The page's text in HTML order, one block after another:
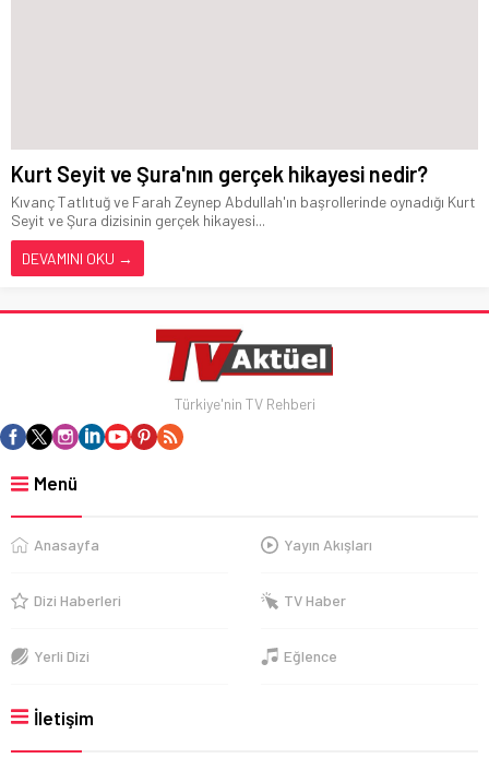
Kurt Seyit ve Şura'nın gerçek hikayesi nedir?
Kıvanç Tatlıtuğ ve Farah Zeynep Abdullah'ın başrollerinde oynadığı Kurt
Seyit ve Şura dizisinin gerçek hikayesi...
DEVAMINI OKU →
Türkiye'nin TV Rehberi
Menü
Anasayfa Yayın Akışları
Dizi Haberleri TV Haber
Yerli Dizi Eğlence
İletişim